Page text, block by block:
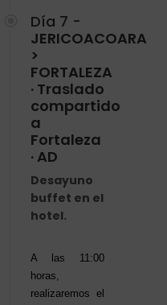
Día 7 -
JERICOACOARA
>
FORTALEZA
· Traslado
compartido
a
Fortaleza
· AD
Desayuno
buffet en el
hotel.
A las 11:00
horas,
realizaremos el